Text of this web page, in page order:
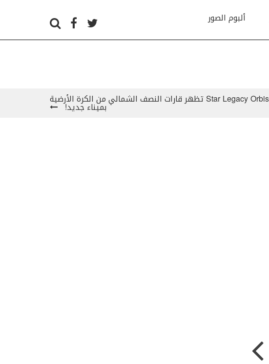
ألبوم الصور
Star Legacy Orbis Terrarum تظهر قارات النصف الشمالي من الكرة الأرضية
بميناء جديد!